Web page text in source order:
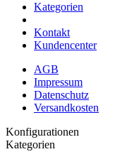
Kategorien
Kontakt
Kundencenter
AGB
Impressum
Datenschutz
Versandkosten
Konfigurationen
Kategorien